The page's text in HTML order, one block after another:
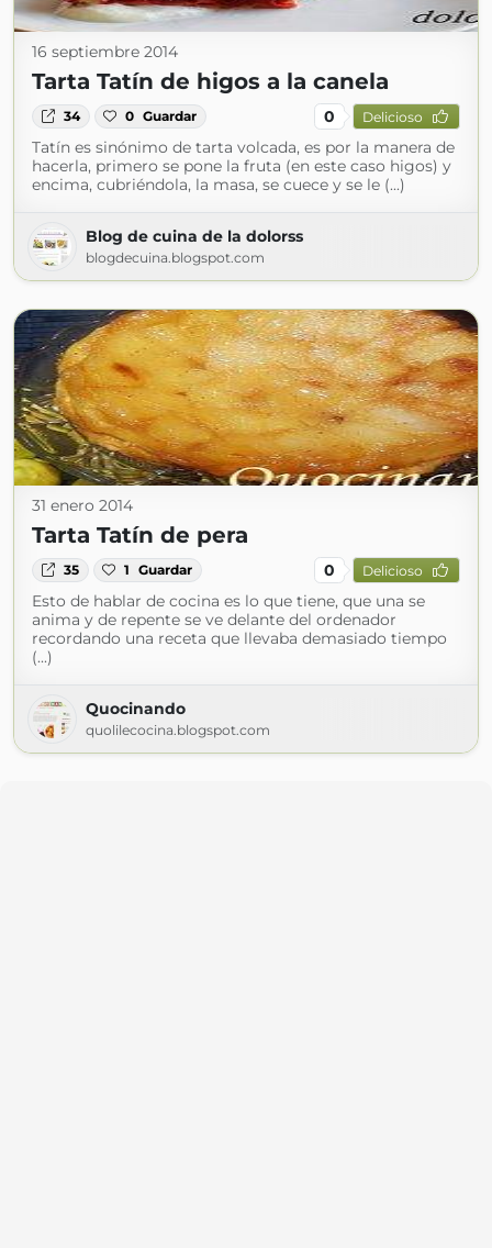
16 septiembre 2014
Tarta Tatín de higos a la canela
34 0 Guardar 0 Delicioso
Tatín es sinónimo de tarta volcada, es por la manera de
hacerla, primero se pone la fruta (en este caso higos) y
encima, cubriéndola, la masa, se cuece y se le (...)
Blog de cuina de la dolorss
blogdecuina.blogspot.com
31 enero 2014
Tarta Tatín de pera
35 1 Guardar 0 Delicioso
Esto de hablar de cocina es lo que tiene, que una se
anima y de repente se ve delante del ordenador
recordando una receta que llevaba demasiado tiempo
(...)
Quocinando
quolilecocina.blogspot.com